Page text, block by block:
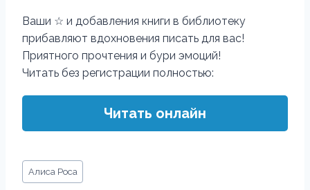
Ваши ☆ и добавления книги в библиотеку
прибавляют вдохновения писать для вас!
Приятного прочтения и бури эмоций!
Читать без регистрации полностью:
Читать онлайн
Метки
записи:
Алиса Роса